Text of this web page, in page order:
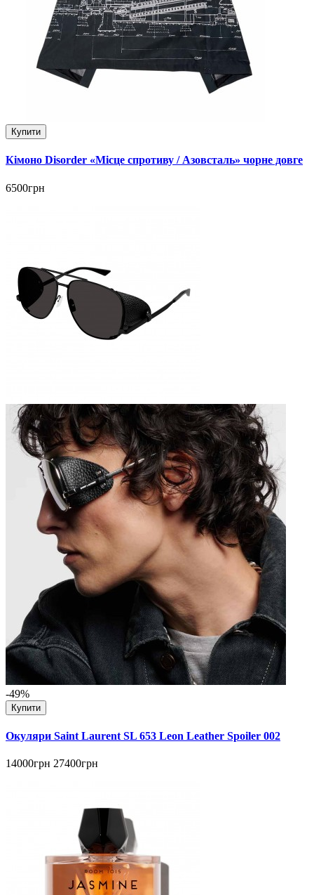
Купити
Кімоно Disorder «Місце спротиву / Азовсталь» чорне довге
6500грн
-49%
Купити
Окуляри Saint Laurent SL 653 Leon Leather Spoiler 002
14000грн 27400грн